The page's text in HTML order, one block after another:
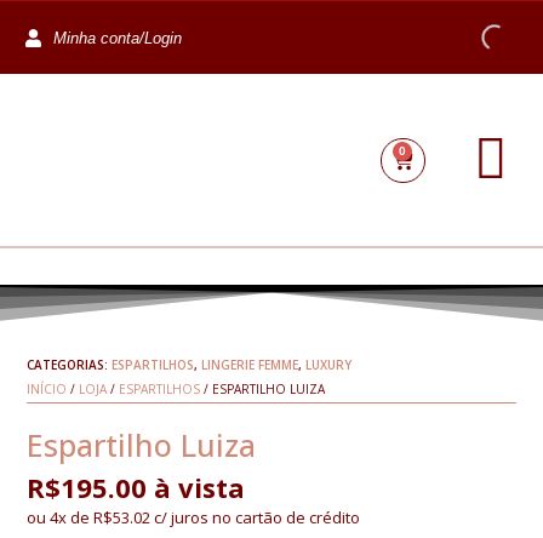
Minha conta/Login
0
CATEGORIAS: ESPARTILHOS, LINGERIE FEMME, LUXURY
INÍCIO / LOJA / ESPARTILHOS / ESPARTILHO LUIZA
Espartilho Luiza
R$195.00 à vista
ou 4x de R$53.02c/ juros no cartão de crédito